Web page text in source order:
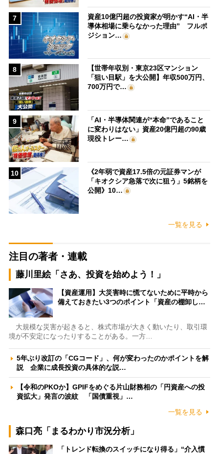
7
資産10億円超の投資家が明かす“AI・半
導体相場に乗らなかった理由” フルポ
ジション…
8
【世帯年収別・東京23区マンション
「狙い目駅」を大公開】年収500万円、
700万円で…
9
「AI・半導体関連が“本命”であること
に変わりはない」資産20億円超の90歳
現役トレー…
10
《2年弱で資産17.5倍の元証券マンが
「キオクシア急落で次に狙う」5銘柄を
公開》10…
一覧を見る
注目の著者・連載
藤川里絵「さあ、投資を始めよう！」
【資産運用】大災害時に慌てないために平時から
備えておきたい3つのポイント「資産の棚卸し…
大規模な災害が起きると、株式市場が大きく動いたり、取引環
境が不安定になったりすることがある。一方…
5年ぶり改訂の「CGコード」、何が変わったのかポイントを解
説 企業に成長投資の具体的な説…
【令和のPKOか】GPIFをめぐる片山財務相の「円資産への投
資拡大」発言の波紋 「国債重視」…
一覧を見る
森口亮「まるわかり市況分析」
「トレンド転換のスイッチになり得る」“介入慣